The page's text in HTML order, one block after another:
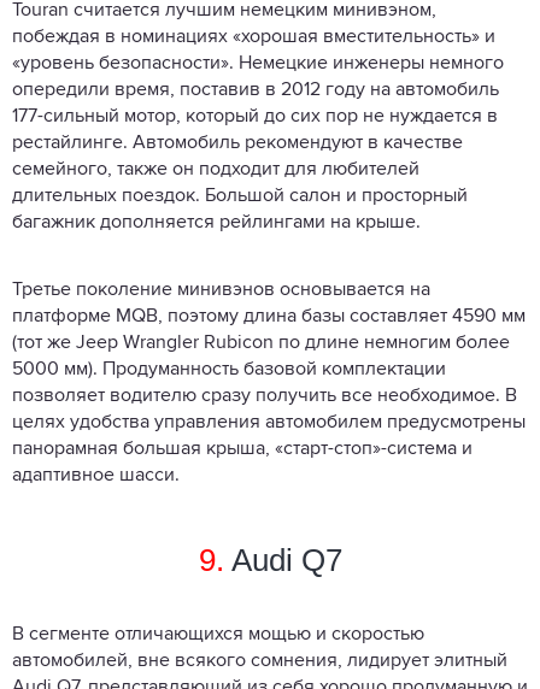
Touran считается лучшим немецким минивэном,
побеждая в номинациях «хорошая вместительность» и
«уровень безопасности». Немецкие инженеры немного
опередили время, поставив в 2012 году на автомобиль
177-сильный мотор, который до сих пор не нуждается в
рестайлинге. Автомобиль рекомендуют в качестве
семейного, также он подходит для любителей
длительных поездок. Большой салон и просторный
багажник дополняется рейлингами на крыше.
Третье поколение минивэнов основывается на
платформе MQB, поэтому длина базы составляет 4590 мм
(тот же Jeep Wrangler Rubicon по длине немногим более
5000 мм). Продуманность базовой комплектации
позволяет водителю сразу получить все необходимое. В
целях удобства управления автомобилем предусмотрены
панорамная большая крыша, «старт-стоп»-система и
адаптивное шасси.
9. Audi Q7
В сегменте отличающихся мощью и скоростью
автомобилей, вне всякого сомнения, лидирует элитный